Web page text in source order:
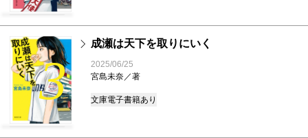
3
成瀬は天下を取りにいく
2025/06/25
宮島未奈／著
文庫電子書籍あり